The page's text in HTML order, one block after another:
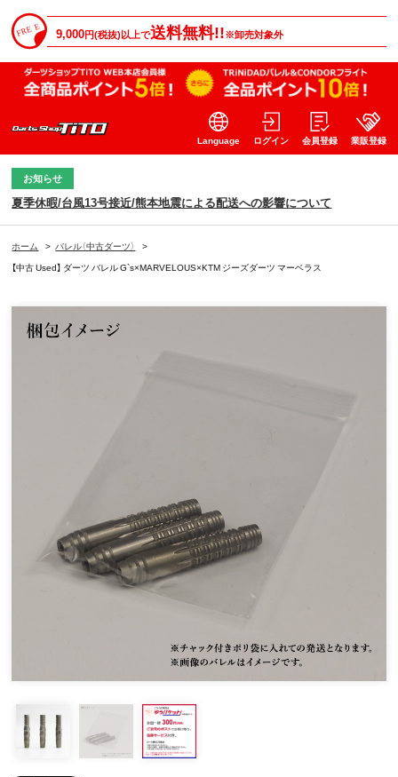
9,000円(税抜)以上で送料無料!!※卸売対象外
Language ログイン 会員登録 業販登録
お知らせ
夏季休暇/台風13号接近/熊本地震による配送への影響について
ホーム > バレル（中古ダーツ）
>
【中古 Used】 ダーツ バレル G`s×MARVELOUS×KTM ジーズダーツ マーベラス